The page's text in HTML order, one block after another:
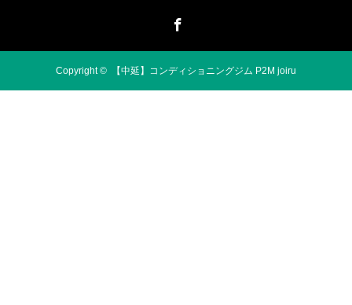
Copyright © 【中延】コンディショニングジム P2M joiru